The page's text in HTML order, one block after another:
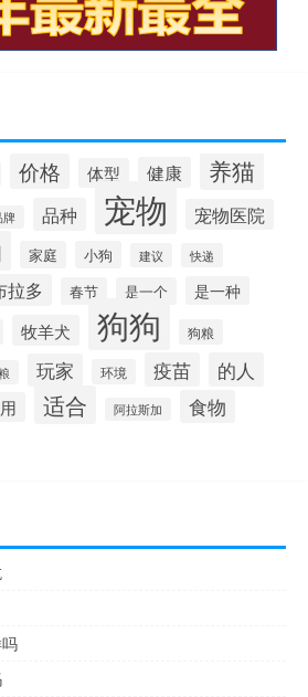
价格 体型 健康 养猫
牌 品种 宠物 宠物医院
家庭 小狗 建议 快递
拉多 春节 是一个 是一种
牧羊犬 狗狗 狗粮
玩家 环境 疫苗 的人
适合 阿拉斯加 食物